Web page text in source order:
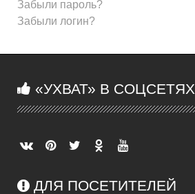
Забыли пароль?
Забыли логин?
«УХВАТ» В СОЦСЕТЯХ
ДЛЯ ПОСЕТИТЕЛЕЙ